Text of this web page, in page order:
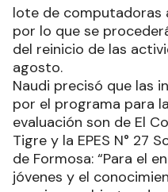
lote de computadoras
por lo que se
del reinicio de las
agosto.
Naudi precisó que las
por el programa para
evaluación son de El
Tigre y la EPES N° 27
de Formosa: “Para el
jóvenes y el